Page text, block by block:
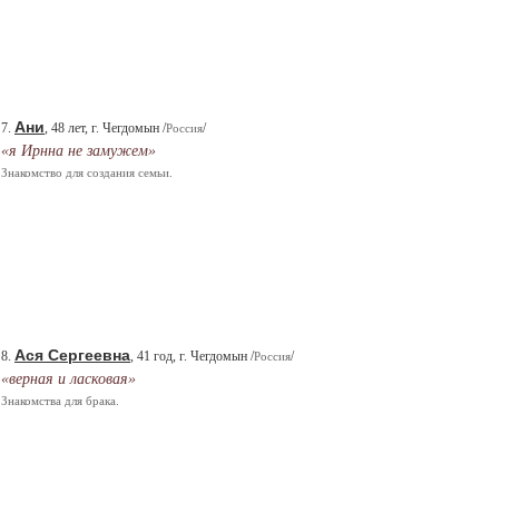
7. Ани, 48 лет, г. Чегдомын /Россия/
«я Ирнна не замужем»
Знакомство для создания семьи.
8. Ася Сергеевна, 41 год, г. Чегдомын /Россия/
«верная и ласковая»
Знакомства для брака.